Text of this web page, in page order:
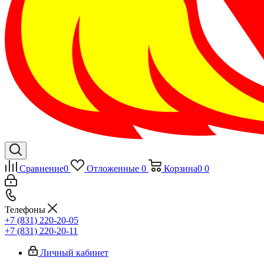
Сравнение0 Отложенные 0 Корзина0 0
Телефоны
+7 (831) 220-20-05
+7 (831) 220-20-11
Личный кабинет